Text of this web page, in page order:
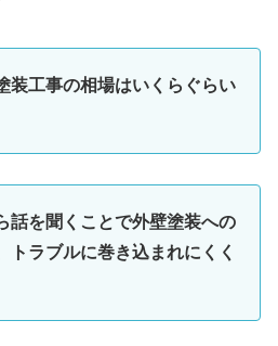
装工事の相場はいくらぐらい
話を聞くことで外壁塗装への
トラブルに巻き込まれにくく